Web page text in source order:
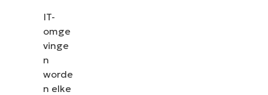
IT-
omge
vinge
n
worde
n elke